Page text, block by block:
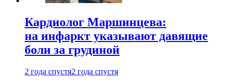
Кардиолог Маршинцева:
на инфаркт указывают давящие
боли за грудиной
2 года спустя2 года спустя